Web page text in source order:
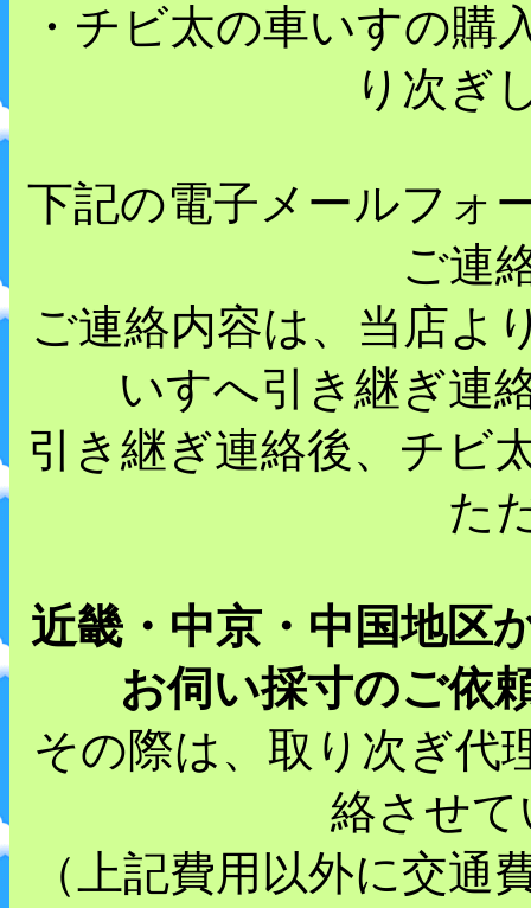
・チビ太の車いすの購
り次ぎ
下記の電子メールフォ
ご連
ご連絡内容は、当店
いすへ引き継ぎ連
引き継ぎ連絡後、チビ
た
近畿・中京・中国地区
お伺い採寸のご依
その際は、取り次ぎ代
絡させ
（上記費用以外に交